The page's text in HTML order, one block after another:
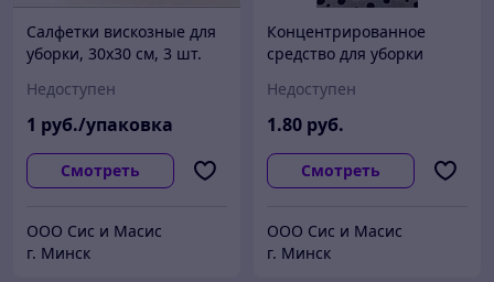
Салфетки вискозные для
уборки, 30х30 см, 3 шт.
Недоступен
1 руб./упаковка
Смотреть
ООО Сис и Масис
г. Минск
Концентрированное
средство для уборки
1л.
Недоступен
1.80 руб.
Смотреть
ООО Сис и Масис
г. Минск